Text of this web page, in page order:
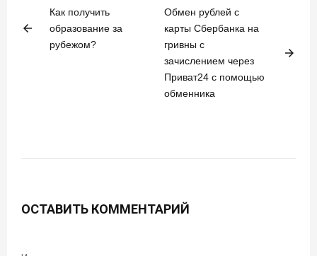
arrow_back
Как получить
образование за
рубежом?
Обмен рублей с
карты Сбербанка на
гривны с
зачислением через
Приват24 с помощью
обменника
arrow_forward
ОСТАВИТЬ КОММЕНТАРИЙ